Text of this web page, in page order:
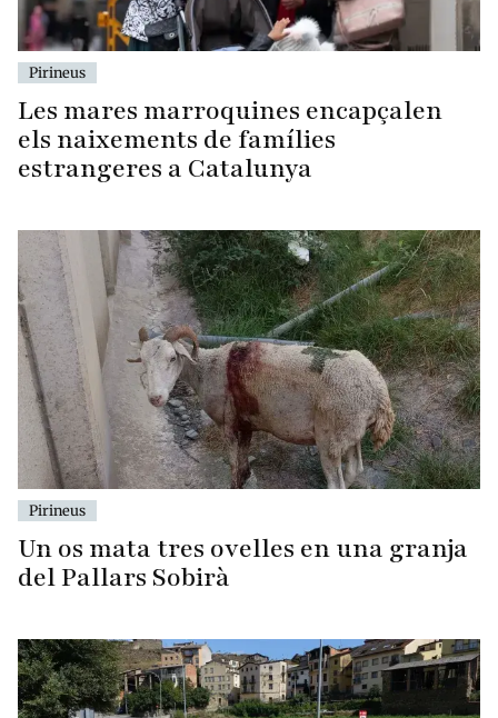
Pirineus
Les mares marroquines encapçalen
els naixements de famílies
estrangeres a Catalunya
Pirineus
Un os mata tres ovelles en una granja
del Pallars Sobirà